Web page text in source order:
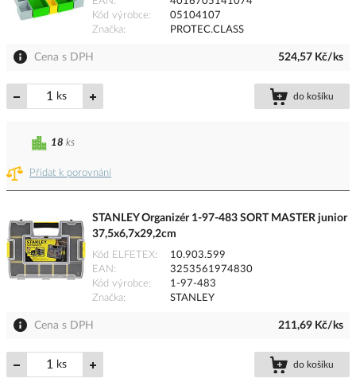
Kód výrobce
05104107
Značka
PROTEC.CLASS
Cena s DPH 524,57 Kč/ks
ks do košíku
Přidat k porovnání
18 ks
STANLEY Organizér 1-97-483 SORT MASTER junior
37,5x6,7x29,2cm
Kód ELFETEX
10.903.599
EAN
3253561974830
Kód výrobce
1-97-483
Značka
STANLEY
Cena s DPH 211,69 Kč/ks
ks do košíku